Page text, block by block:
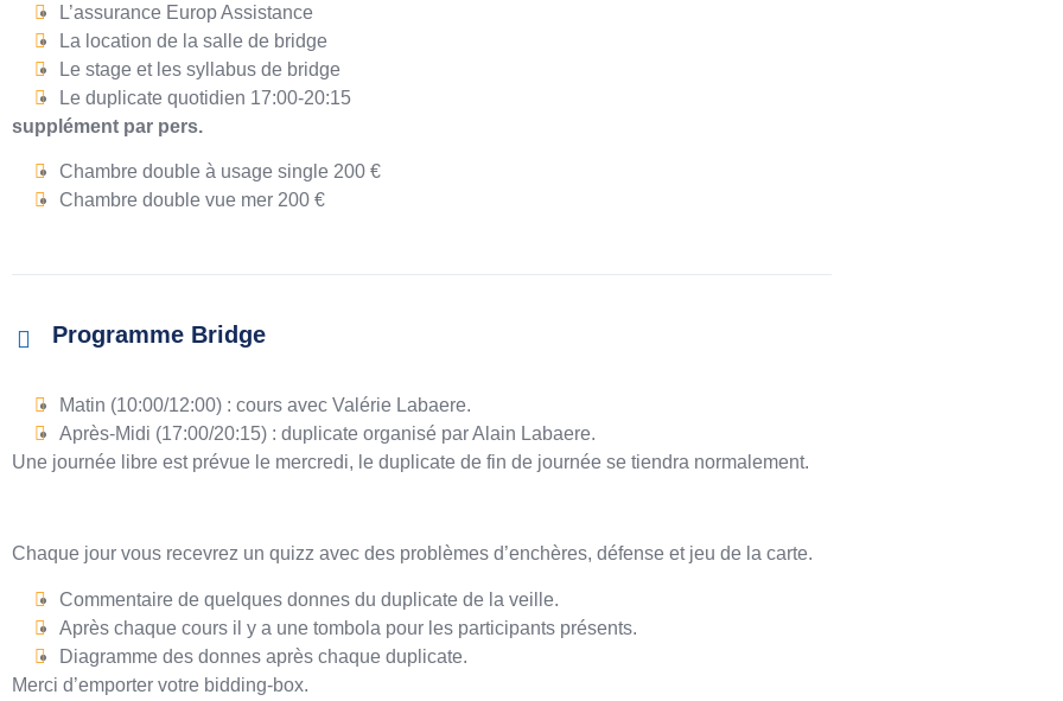
L’assurance Europ Assistance
La location de la salle de bridge
Le stage et les syllabus de bridge
Le duplicate quotidien 17:00-20:15
supplément par pers.
Chambre double à usage single 200 €
Chambre double vue mer 200 €
Programme Bridge
Matin (10:00/12:00) : cours avec Valérie Labaere.
Après-Midi (17:00/20:15) : duplicate organisé par Alain Labaere.
Une journée libre est prévue le mercredi, le duplicate de fin de journée se tiendra normalement.
Chaque jour vous recevrez un quizz avec des problèmes d’enchères, défense et jeu de la carte.
Commentaire de quelques donnes du duplicate de la veille.
Après chaque cours il y a une tombola pour les participants présents.
Diagramme des donnes après chaque duplicate.
Merci d’emporter votre bidding-box.